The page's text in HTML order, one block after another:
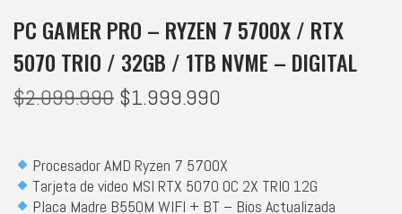
PC GAMER PRO – RYZEN 7 5700X / RTX
5070 TRIO / 32GB / 1TB NVME – DIGITAL
$2.099.990 $1.999.990
Procesador AMD Ryzen 7 5700X
Tarjeta de video MSI RTX 5070 OC 2X TRIO 12G
Placa Madre B550M WIFI + BT – Bios Actualizada